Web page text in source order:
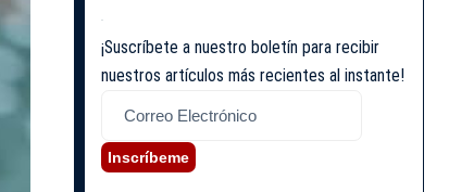
¡Suscríbete a nuestro boletín para recibir
nuestros artículos más recientes al instante!
Inscríbeme